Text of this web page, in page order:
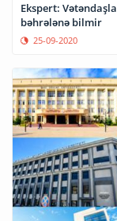
Ekspert:
bəhrələnə bilmir
25-09-2020